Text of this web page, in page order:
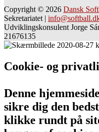
Copyright © 2026 Dansk
Sekretariatet |
Udviklingskonsulent Jorge
21676135
Cookie- og
Denne
sikre dig den
klikke rundt på